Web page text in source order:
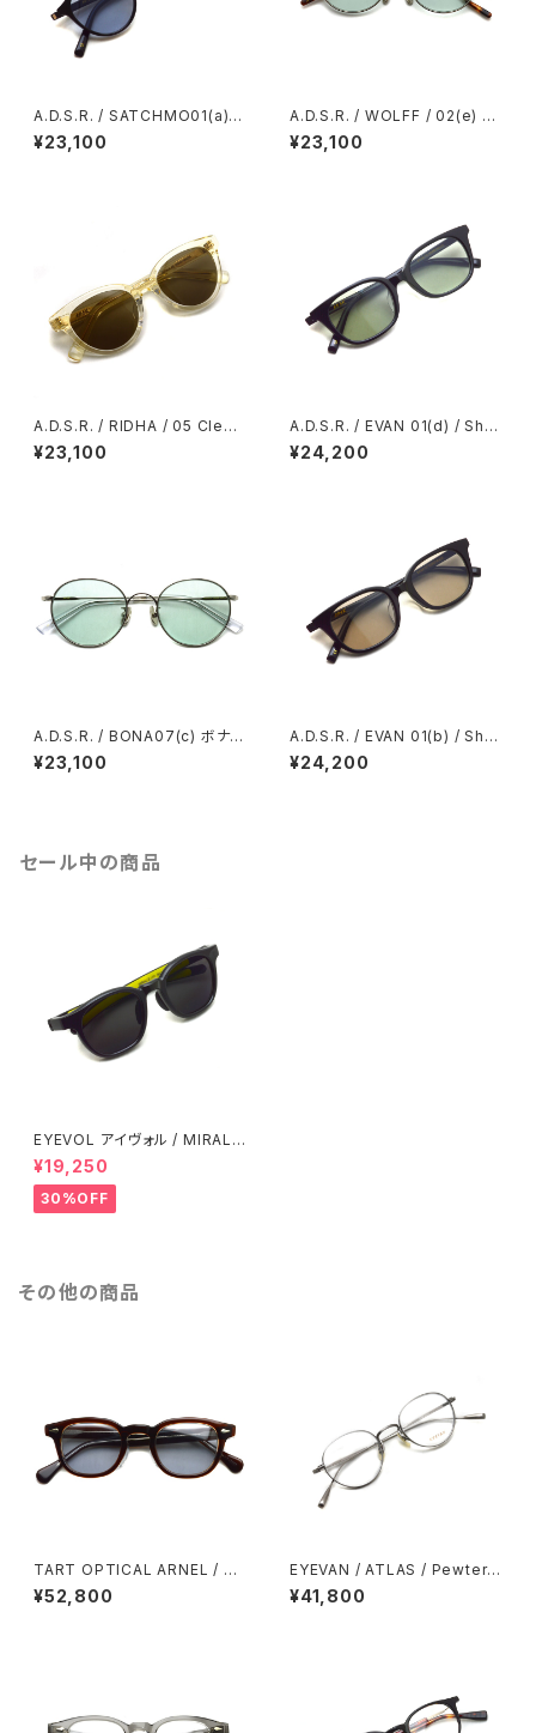
A.D.S.R. / SATCHMO01(a) /
Black / Silver - Light Blue
Flat ブラック/シルバー ライトブ
¥23,100
A.D.S.R. / WOLFF / 02(e) Sil
ver - Mint lenses シルバー -
ミントカラーレンズ オーバルサ
¥23,100
A.D.S.R. / RIDHA / 05 Clear
Yellow - Brown lenses クリ
アイエロー - ブラウンレンズ フ
¥23,100
A.D.S.R. / EVAN 01(d) / Shin
y Black- Light Green Flat l
enses ブラック-ライトグリーン
¥24,200
A.D.S.R. / BONA07(c) ボナ /
Silver - Mint シルバー-ミント
カラーレンズ ラウンドメタル ボ
¥23,100
A.D.S.R. / EVAN 01(b) / Shin
y Black- Light Brown Flat l
enses ブラック-ライトブラウン
¥24,200
セール中の商品
EYEVOL アイヴォル / MIRALL
E / BK-LY-PL-BK lenses ブ
ラック-イエローラバー-ブラック
偏光レンズ ウェリントン パリジ
ャン フレンチスタイル スポーツ
¥19,250
30%OFF
その他の商品
TART OPTICAL ARNEL / JD
-04 Sun / BROWN CLEAR-L
ight Grey ブラウンクリア-ライ
¥52,800
EYEVAN / ATLAS / Pewter
アンティークシルバー ラウンド
ボストンメタルフレーム
¥41,800